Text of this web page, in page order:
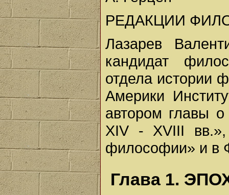
РЕДАКЦИИ
Лазарев
кандидат
отдела истории
Америки
автором главы о
XIV - XVIII
философии» и в
Глава 1.